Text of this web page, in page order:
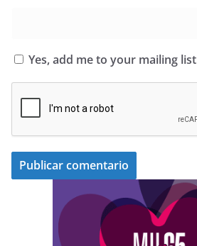
Yes, add me to your mailing list